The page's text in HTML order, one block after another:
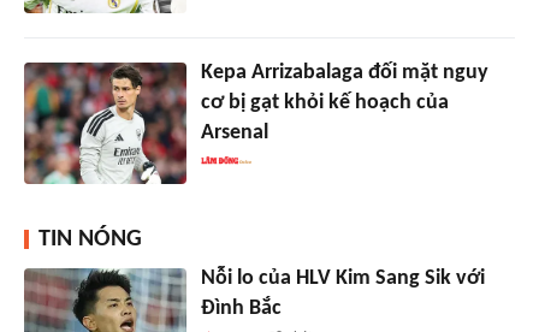
Kepa Arrizabalaga đối mặt nguy
cơ bị gạt khỏi kế hoạch của
Arsenal
TIN NÓNG
Nỗi lo của HLV Kim Sang Sik với
Đình Bắc